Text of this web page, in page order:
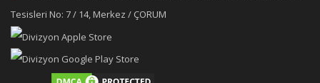
Tesisleri No: 7 / 14, Merkez / ÇORUM